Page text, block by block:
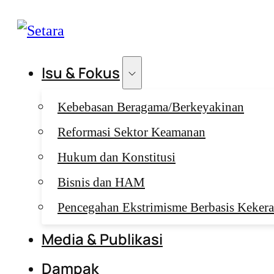
Isu & Fokus
Kebebasan Beragama/Berkeyakinan
Reformasi Sektor Keamanan
Hukum dan Konstitusi
Bisnis dan HAM
Pencegahan Ekstrimisme Berbasis
Media & Publikasi
Dampak